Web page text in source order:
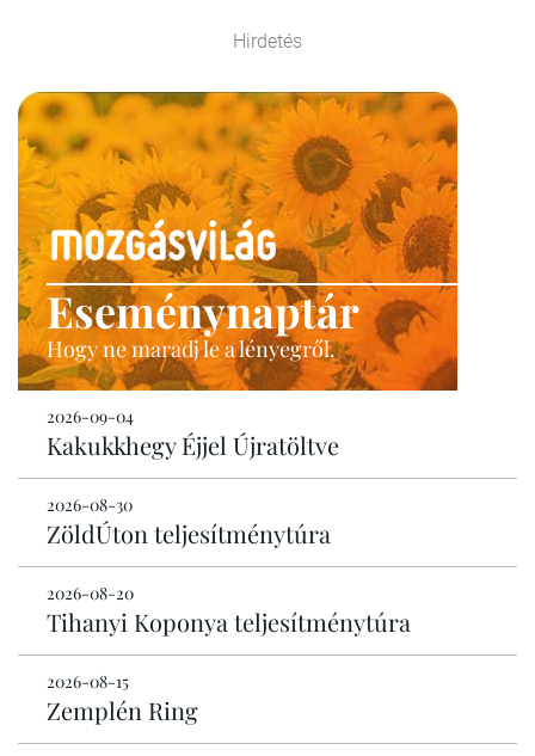
Hirdetés
Eseménynaptár
Hogy ne maradj le a lényegről.
2026-09-04
Kakukkhegy Éjjel Újratöltve
2026-08-30
ZöldÚton teljesítménytúra
2026-08-20
Tihanyi Koponya teljesítménytúra
2026-08-15
Zemplén Ring